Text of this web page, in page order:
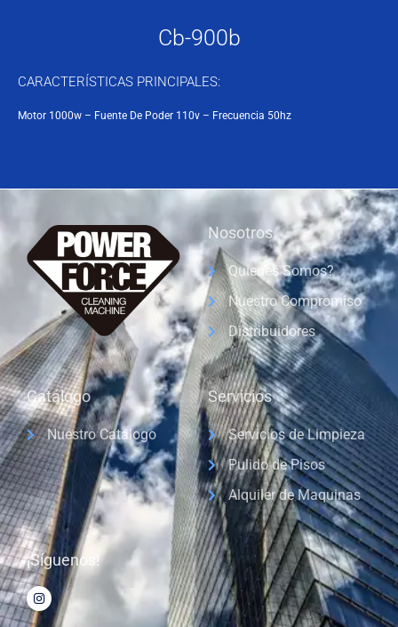
Cb-900b
CARACTERÍSTICAS PRINCIPALES:
Motor 1000w – Fuente De Poder 110v – Frecuencia 50hz
Nosotros
Quienes Somos?
Nuestro Compromiso
Distribuidores
Catálogo
Nuestro Catálogo
Servicios
Servicios de Limpieza
Pulido de Pisos
Alquiler de Maquinas
¡Síguenos!